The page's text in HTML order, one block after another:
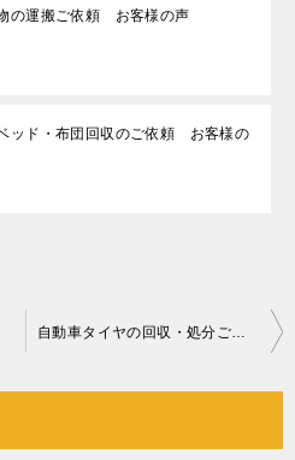
物の運搬ご依頼 お客様の声
ッド・布団回収のご依頼 お客様の
自動車タイヤの回収・処分ご依頼 お客様の声